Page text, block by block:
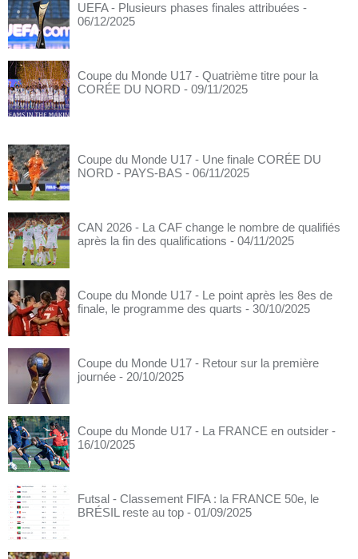
UEFA - Plusieurs phases finales attribuées -
06/12/2025
Coupe du Monde U17 - Quatrième titre pour la
CORÉE DU NORD - 09/11/2025
Coupe du Monde U17 - Une finale CORÉE DU
NORD - PAYS-BAS - 06/11/2025
CAN 2026 - La CAF change le nombre de qualifiés
après la fin des qualifications - 04/11/2025
Coupe du Monde U17 - Le point après les 8es de
finale, le programme des quarts - 30/10/2025
Coupe du Monde U17 - Retour sur la première
journée - 20/10/2025
Coupe du Monde U17 - La FRANCE en outsider -
16/10/2025
Futsal - Classement FIFA : la FRANCE 50e, le
BRÉSIL reste au top - 01/09/2025